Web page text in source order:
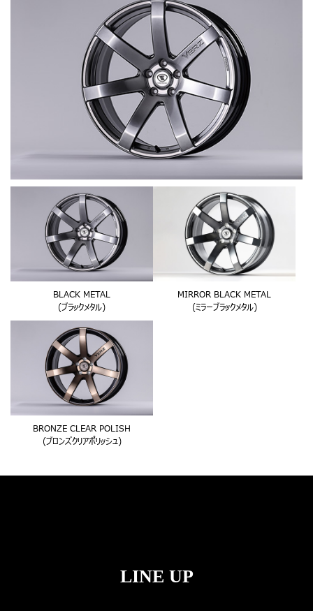
BLACK METAL
(ブラックメタル)
MIRROR BLACK METAL
(ミラーブラックメタル)
BRONZE CLEAR POLISH
(ブロンズクリアポリッシュ)
LINE UP